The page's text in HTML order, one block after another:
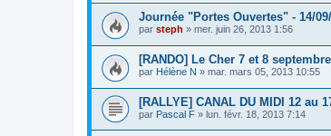
Journée "Portes Ouvertes" - 14/
par steph » mer. juin 26, 2013 1:56
[RANDO] Le Cher 7 et 8
par Hélène N » mar. mars 05, 2013 10:55
[RALLYE] CANAL DU MIDI 12 au
par Pascal F » lun. févr. 18, 2013 7:14